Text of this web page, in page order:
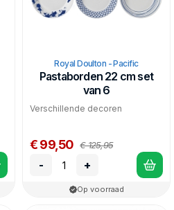
Royal Doulton - Pacific
Pastaborden 22 cm set
van 6
Verschillende decoren
€ 99,50 € 125,95
- +
Op voorraad